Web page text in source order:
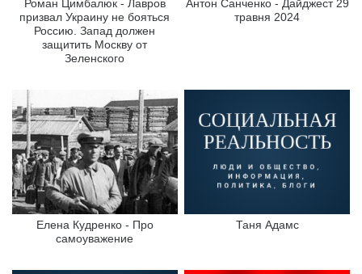
Роман Цимбалюк - Лавров
призвал Украину не бояться
Россию. Запад должен
защитить Москву от
Зеленского
Антон Санченко - Дайджест 29
травня 2024
Елена Кудренко - Про
самоуважение
Таня Адамс